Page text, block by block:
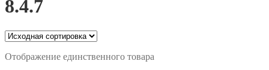
8.4.7
Отображение единственного товара